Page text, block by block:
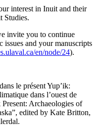
interest in Inuit and their
Studies.
invite you to continue
and your manuscripts
en/node/24).
le présent Yup’ik:
dans l’ouest de
Archaeologies of
edited by Kate Britton,